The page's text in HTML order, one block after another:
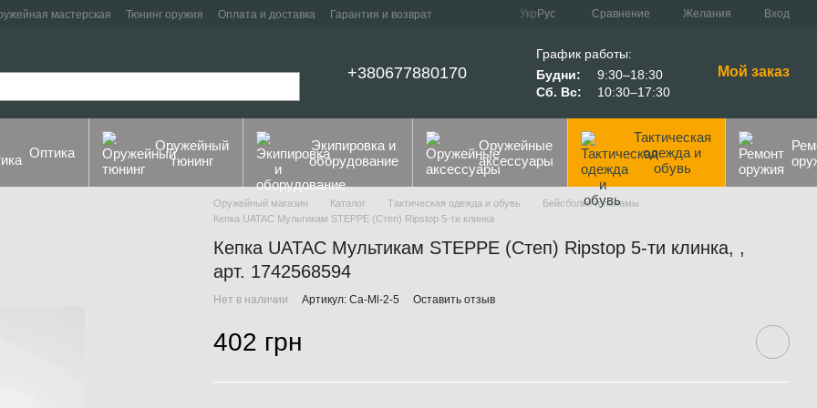
мастерская Тюнинг оружия Оплата и доставка
Гарантия и возврат
Укр Рус Сравнение Желания Вход
+380677880170
График работы:
Будни:
9:30–18:30
Сб. Вс:
10:30–17:30
Мой заказ
Оптика
Оружейный
тюнинг
Экипировка и
оборудование
Оружейные
аксессуары
Тактическая
одежда и
обувь
Оружейный магазин Каталог Тактическая одежда и обувь
Бейсболки и панамы
Кепка UATAC Мультикам STEPPE (Степ) Ripstop 5-ти клинка
Кепка UATAC Мультикам STEPPE (Степ) Ripstop 5-ти клинка, ,
арт. 1742568594
Нет в наличии Артикул: Ca-Ml-2-5 Оставить отзыв
402 грн